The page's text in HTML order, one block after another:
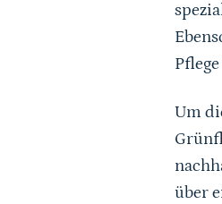
Um
über